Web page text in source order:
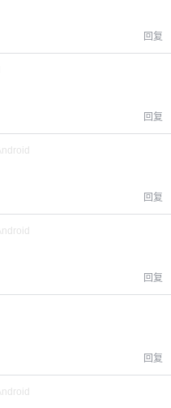
回复
回复
回复
回复
回复